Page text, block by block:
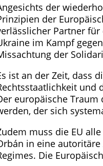
der
der
Partner
im Kampf
der
ist an der Zeit, dass
und
europäische
der sich
muss die EU
in eine
Die